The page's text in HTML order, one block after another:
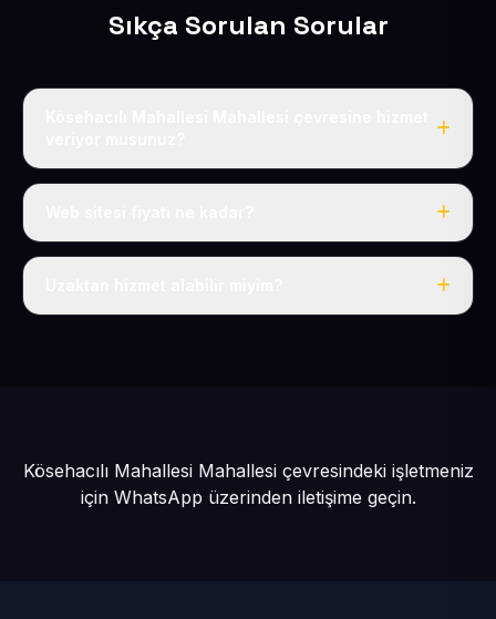
Sıkça Sorulan Sorular
Evet, Kösehacılı Mahallesi dahil tüm Bünyan ve Bünyan
Tek fiyat: yılda 50 USD + KDV, her şey dahil.
Kösehacılı Mahallesi Mahallesi çevresindeki işletmeniz
için WhatsApp üzerinden iletişime geçin.